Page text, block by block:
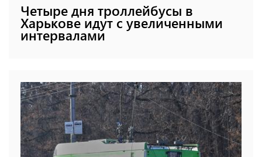
Четыре дня троллейбусы в
Харькове идут с увеличенными
интервалами